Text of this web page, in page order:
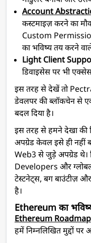
Account
कस्टमाइज़ करने का
Custom
का भविष्य तय करने
Light Client
डिवाइसेस पर भी
इस तरह से देखें तो
डेवलपर की ब्लॉकचेन से
बदल दिया है।
इस तरह से हमने देखा
अपग्रेड केवल इसे ही नहीं
Web3 से जुड़े अपग्रेड
Developers और
टेस्टनेट्स, बग बाउंटीज़
है।
Ethereum का
Ethereum Roadmap
हमें निम्नलिखित मुद्दों